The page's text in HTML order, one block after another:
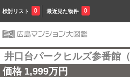
検討リスト 0 最近見た物件 0
井口台パークヒルズ参番館（
価格 1,999万円